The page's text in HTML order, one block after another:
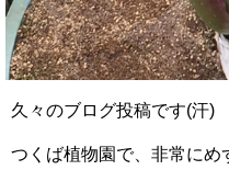
久々のブログ投稿です(汗)
つくば植物園で、非常にめ